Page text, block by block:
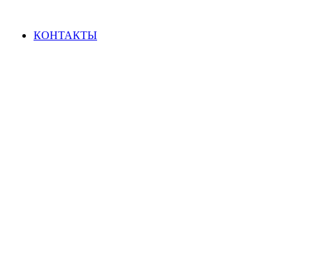
КОНТАКТЫ